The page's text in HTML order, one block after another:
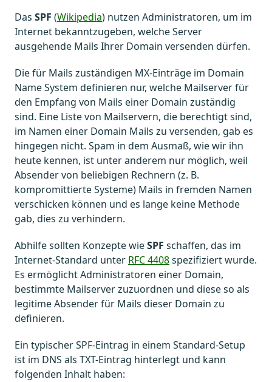
Das SPF (Wikipedia) nutzen Administratoren, um im
Internet bekanntzugeben, welche Server
ausgehende Mails Ihrer Domain versenden dürfen.
Die für Mails zuständigen MX-Einträge im Domain
Name System definieren nur, welche Mailserver für
den Empfang von Mails einer Domain zuständig
sind. Eine Liste von Mailservern, die berechtigt sind,
im Namen einer Domain Mails zu versenden, gab es
hingegen nicht. Spam in dem Ausmaß, wie wir ihn
heute kennen, ist unter anderem nur möglich, weil
Absender von beliebigen Rechnern (z. B.
kompromittierte Systeme) Mails in fremden Namen
verschicken können und es lange keine Methode
gab, dies zu verhindern.
Abhilfe sollten Konzepte wieSPF schaffen, das im
Internet-Standard unter RFC 4408spezifiziert wurde.
Es ermöglicht Administratoren einer Domain,
bestimmte Mailserver zuzuordnen und diese so als
legitime Absender für Mails dieser Domain zu
definieren.
Ein typischer SPF-Eintrag in einem Standard-Setup
ist im DNS als TXT-Eintrag hinterlegt und kann
folgenden Inhalt haben: